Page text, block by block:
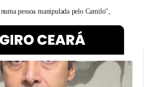
pessoa manipulada pelo Camilo",